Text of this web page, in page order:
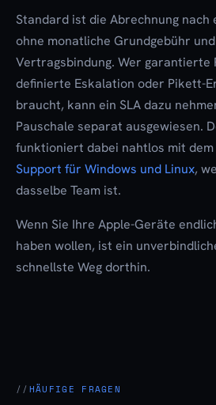
Standard ist die Abrechnung nach
ohne monatliche Grundgebühr
Vertragsbindung. Wer garantierte
definierte Eskalation oder Pikett-
braucht, kann ein SLA dazu
Pauschale separat ausgewiesen.
funktioniert dabei nahtlos mit dem
Support für Windows und Linux,
dasselbe Team ist.
Wenn Sie Ihre Apple-Geräte
haben wollen, ist ein
schnellste Weg dorthin.
HÄUFIGE FRAGEN